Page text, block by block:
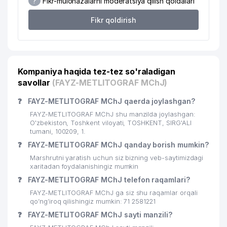
19 ALOQA BO'LIMI №209 348 м
20
SERGELI TUMAN
SANEPIDEMSTANSIYASI
22 SERGELI MOBILE BUSINESS MChJ
№104
24 PLATINUM-FITNESS MChJ 433 м
25
SAMANDAR SAVDO PLUS XUSUSIY
KORXONASI
460 м
SUNRISE GOOD XUSUSIY
KORXONASI
27 PROEKT SERVICE LUX MChJ 478 м
28 MSSTAR - PROJECT MChJ
Fikr qoldirish
Kompaniya haqida tez-tez so'raladigan
savollar (FAYZ-METLITOGRAF MChJ)
❓ FAYZ-METLITOGRAF MChJ qaerda joylashgan?
FAYZ-METLITOGRAF MChJ shu manzilda joylashgan:
O'zbekiston, Toshkent viloyati, TOSHKENT, SIRG'ALI
tumani, 100209, 1.
❓ FAYZ-METLITOGRAF MChJ qanday borish mumkin?
Marshrutni yaratish uchun siz bizning veb-saytimizdagi
xaritadan foydalanishingiz mumkin
❓ FAYZ-METLITOGRAF MChJ telefon raqamlari?
FAYZ-METLITOGRAF MChJ ga siz shu raqamlar orqali
qo’ng’iroq qilishingiz mumkin: 71 2581221
❓ FAYZ-METLITOGRAF MChJ sayti manzili?